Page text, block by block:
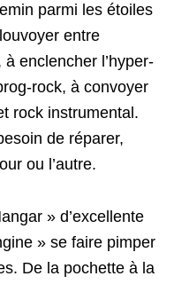
parmi les étoiles
entre
enclencher l’hyper-
rock, à convoyer
rock instrumental.
de réparer,
ou l’autre.
» d’excellente
» se faire pimper
De la pochette à la